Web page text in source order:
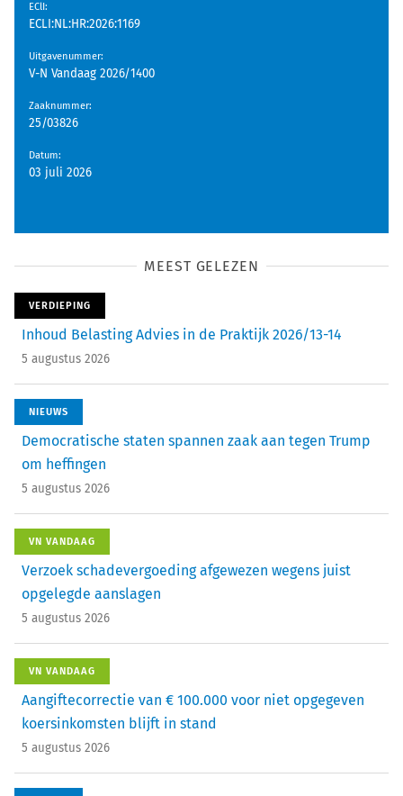
EClI:
ECLI:NL:HR:2026:1169
Uitgavenummer:
V-N Vandaag 2026/1400
Zaaknummer:
25/03826
Datum:
03 juli 2026
MEEST GELEZEN
VERDIEPING
Inhoud Belasting Advies in de Praktijk 2026/13-14
5 augustus 2026
NIEUWS
Democratische staten spannen zaak aan tegen Trump
om heffingen
5 augustus 2026
VN VANDAAG
Verzoek schadevergoeding afgewezen wegens juist
opgelegde aanslagen
5 augustus 2026
VN VANDAAG
Aangiftecorrectie van € 100.000 voor niet opgegeven
koersinkomsten blijft in stand
5 augustus 2026